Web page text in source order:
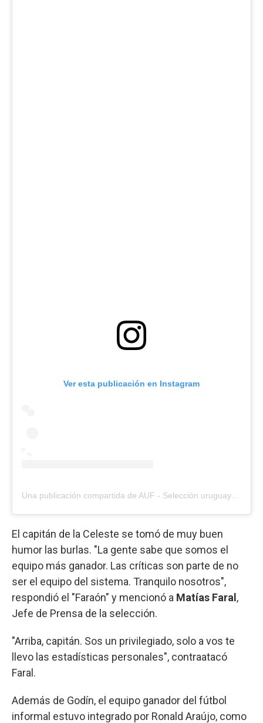
Ver esta publicación en Instagram
El capitán de la Celeste se tomó de muy buen
humor las burlas. "La gente sabe que somos el
equipo más ganador. Las críticas son parte de no
ser el equipo del sistema. Tranquilo nosotros",
respondió el "Faraón" y mencionó a Matías Faral ,
Jefe de Prensa de la selección.
"Arriba, capitán. Sos un privilegiado, solo a vos te
llevo las estadísticas personales", contraatacó
Faral.
Además de Godín, el equipo ganador del fútbol
informal estuvo integrado por Ronald Araújo, como